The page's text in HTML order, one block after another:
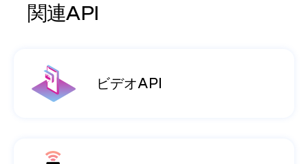
関連API
ビデオAPI